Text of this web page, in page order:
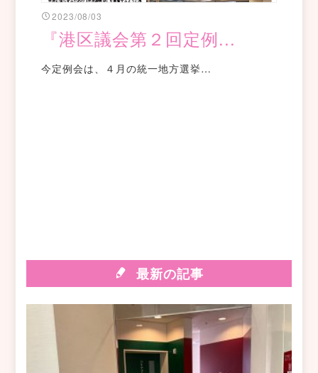
2023/08/03
『港区議会第２回定例...
今定例会は、４月の統一地方選挙…
最新の記事